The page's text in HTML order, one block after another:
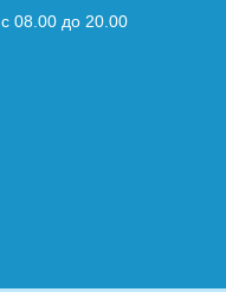
с 08.00 до 20.00